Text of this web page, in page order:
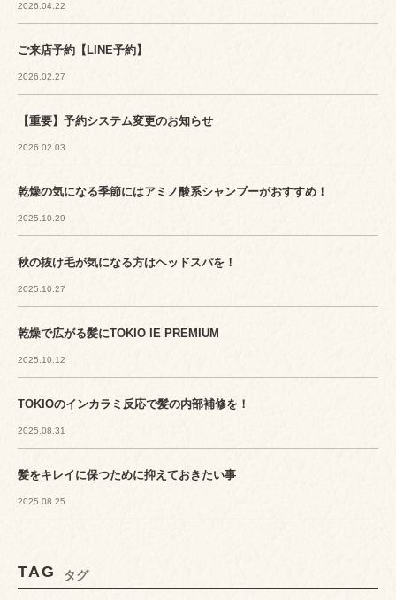
2026.04.22
ご来店予約【LINE予約】
2026.02.27
【重要】予約システム変更のお知らせ
2026.02.03
乾燥の気になる季節にはアミノ酸系シャンプーがおすすめ！
2025.10.29
秋の抜け毛が気になる方はヘッドスパを！
2025.10.27
乾燥で広がる髪にTOKIO IE PREMIUM
2025.10.12
TOKIOのインカラミ反応で髪の内部補修を！
2025.08.31
髪をキレイに保つために抑えておきたい事
2025.08.25
TAG タグ